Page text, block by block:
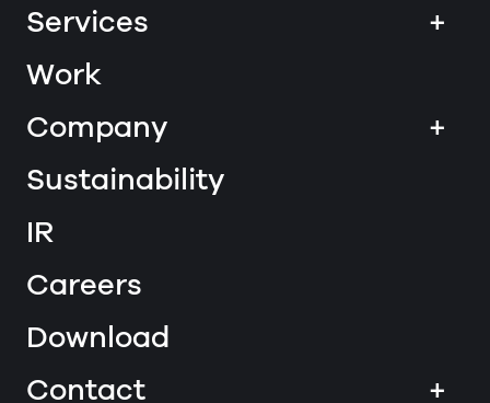
Services
+
Work
Company
+
Sustainability
IR
Careers
Download
Contact
+